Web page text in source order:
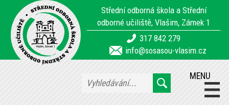
Střední odborná škola a Střední
odborné učiliště, Vlašim, Zámek 1
317 842 279
info@sosasou-vlasim.cz
MENU